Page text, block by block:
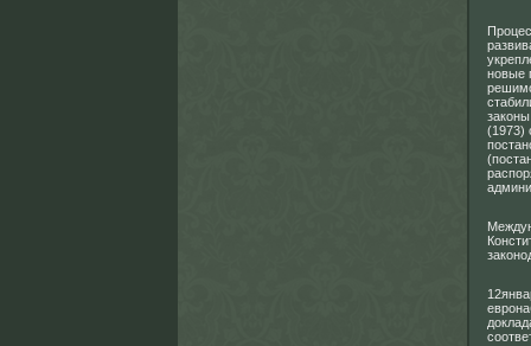
новые
(1973)